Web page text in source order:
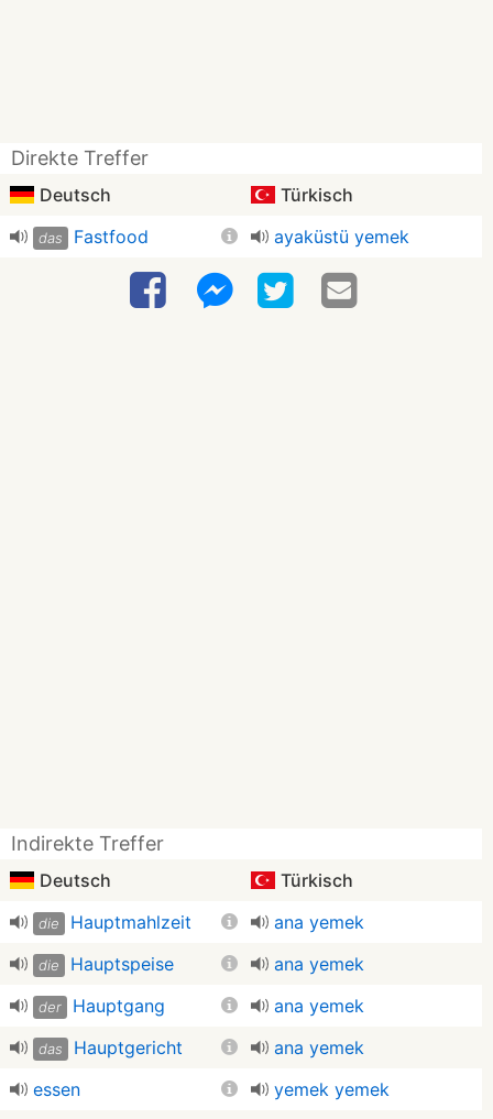
Direkte Treffer
Deutsch Türkisch
das Fastfood ayaküstü yemek
Indirekte Treffer
Deutsch Türkisch
die Hauptmahlzeit ana yemek
die Hauptspeise ana yemek
der Hauptgang ana yemek
das Hauptgericht
ana yemek
essen
yemek yemek